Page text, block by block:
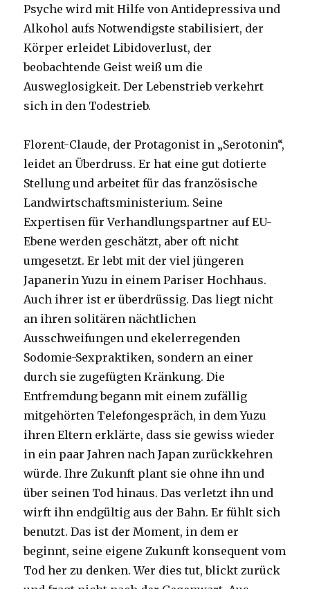
Psyche wird mit Hilfe von Antidepressiva und
Alkohol aufs Notwendigste stabilisiert, der
Körper erleidet Libidoverlust, der
beobachtende Geist weiß um die
Ausweglosigkeit. Der Lebenstrieb verkehrt
sich in den Todestrieb.
Florent-Claude, der Protagonist in „Serotonin“,
leidet an Überdruss. Er hat eine gut dotierte
Stellung und arbeitet für das französische
Landwirtschaftsministerium. Seine
Expertisen für Verhandlungspartner auf EU-
Ebene werden geschätzt, aber oft nicht
umgesetzt. Er lebt mit der viel jüngeren
Japanerin Yuzu in einem Pariser Hochhaus.
Auch ihrer ist er überdrüssig. Das liegt nicht
an ihren solitären nächtlichen
Ausschweifungen und ekelerregenden
Sodomie-Sexpraktiken, sondern an einer
durch sie zugefügten Kränkung. Die
Entfremdung begann mit einem zufällig
mitgehörten Telefongespräch, in dem Yuzu
ihren Eltern erklärte, dass sie gewiss wieder
in ein paar Jahren nach Japan zurückkehren
würde. Ihre Zukunft plant sie ohne ihn und
über seinen Tod hinaus. Das verletzt ihn und
wirft ihn endgültig aus der Bahn. Er fühlt sich
benutzt. Das ist der Moment, in dem er
beginnt, seine eigene Zukunft konsequent vom
Tod her zu denken. Wer dies tut, blickt zurück